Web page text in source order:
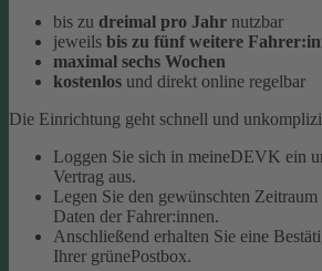
bis zu dreimal pro Jahr nutzbar
jeweils bis zu fünf weitere
maximal sechs Wochen
kostenlos und direkt online regelbar
Die Einrichtung geht schnell und
Loggen Sie sich in meineDEVK ein
Vertrag aus.
Legen Sie den gewünschten
Daten der Fahrer:innen.
Anschließend erhalten Sie eine
Ihrer grünePostbox.